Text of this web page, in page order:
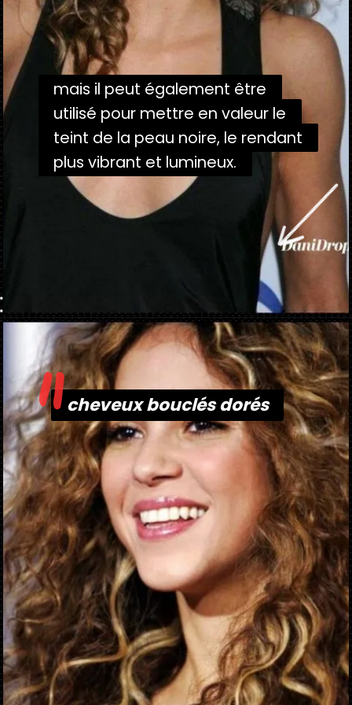
mais il peut également être
utilisé pour mettre en valeur le
teint de la peau noire, le rendant
plus vibrant et lumineux.
mais il peut également être
utilisé pour mettre en valeur le
teint de la peau noire, le rendant
plus vibrant et lumineux.
Ouverture https://danidrops.com.br/fr/tendance-coupe-de-cheveux-boucles-2025/
cheveux bouclés dorés
cheveux bouclés dorés
"